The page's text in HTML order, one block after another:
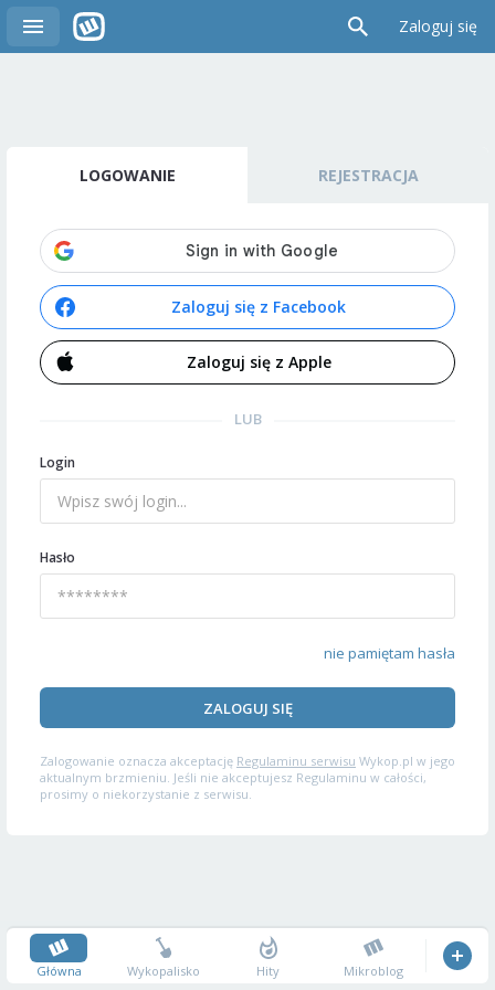
Zaloguj się
LOGOWANIE REJESTRACJA
Zaloguj się z Facebook
Zaloguj się z Apple
LUB
Login
Hasło
nie pamiętam hasła
ZALOGUJ SIĘ
Zalogowanie oznacza akceptację Regulaminu serwisu Wykop.pl w jego
aktualnym brzmieniu. Jeśli nie akceptujesz Regulaminu w całości,
prosimy o niekorzystanie z serwisu.
Główna Wykopalisko Hity Mikroblog